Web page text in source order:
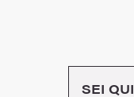
SEI QUI